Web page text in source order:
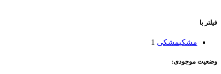
فیلتر با
مشکیمشکی 1
وضعیت موجودی: